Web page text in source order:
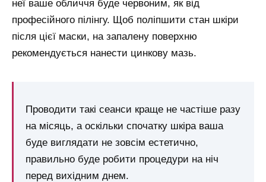
неї ваше обличчя буде червоним, як від
професійного пілінгу. Щоб поліпшити стан шкіри
після цієї маски, на запалену поверхню
рекомендується нанести цинкову мазь.
Проводити такі сеанси краще не частіше разу
на місяць, а оскільки спочатку шкіра ваша
буде виглядати не зовсім естетично,
правильно буде робити процедури на ніч
перед вихідним днем.